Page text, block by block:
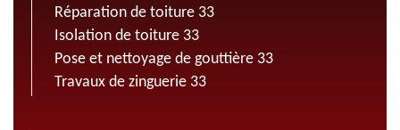
Réparation de toiture 33
Isolation de toiture 33
Pose et nettoyage de gouttière 33
Travaux de zinguerie 33